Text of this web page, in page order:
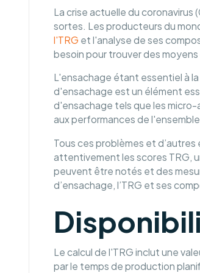
La crise actuelle du
sortes. Les producteurs du
l'TRG et l'analyse de ses
besoin pour trouver des
L'ensachage étant essentiel à
d'ensachage est un élément
d'ensachage tels que les
aux performances de
Tous ces problèmes et d’autres
attentivement les scores TRG,
peuvent être notés et des
d’ensachage, l’TRG et ses
Le calcul de l'TRG inclut une
par le temps de production